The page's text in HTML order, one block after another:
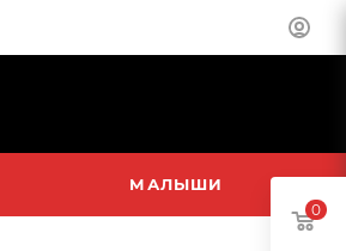
МАЛЫШИ
0